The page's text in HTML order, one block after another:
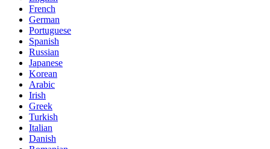
French
German
Portuguese
Spanish
Russian
Japanese
Korean
Arabic
Irish
Greek
Turkish
Italian
Danish